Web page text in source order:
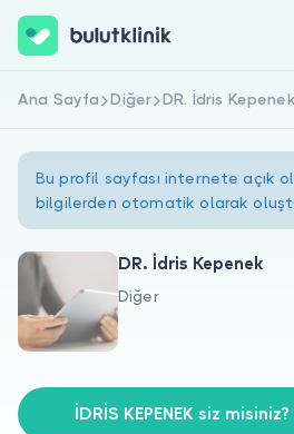
Hakkımızda
Doktorlar için
Hemen Kaydol
Ana Sayfa Diğer DR. İdris Kepenek
Bu profil sayfası internete açık
bilgilerden otomatik olarak
DR. İdris Kepenek
Diğer
İDRİS KEPENEK siz misiniz?